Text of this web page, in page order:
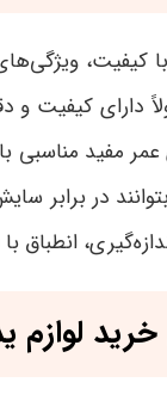
کیفیت،
دارای کیفیت و
مفید مناسبی
در برابر
انطباق
لوازم